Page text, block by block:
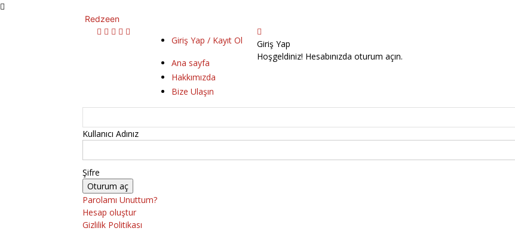
Redzeen
Giriş Yap / Kayıt Ol
Ana sayfa
Hakkımızda
Bize Ulaşın
Giriş Yap
Hoşgeldiniz! Hesabınızda oturum açın.
Kullanıcı Adınız
Şifre
Parolamı Unuttum?
Hesap oluştur
Gizlilik Politikası